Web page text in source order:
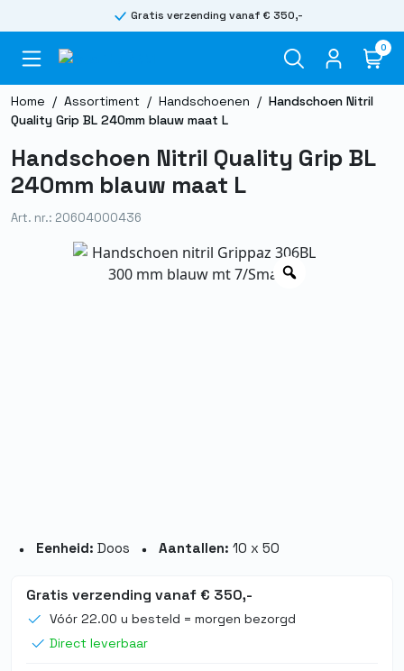
Gratis verzending vanaf € 350,-
0
Home / Assortiment / Handschoenen / Handschoen Nitril
Quality Grip BL 240mm blauw maat L
Handschoen Nitril Quality Grip BL
240mm blauw maat L
Art. nr.: 20604000436
Eenheid: Doos Aantallen: 10 x 50
Gratis verzending vanaf € 350,-
Vóór 22.00 u besteld = morgen bezorgd
Direct leverbaar